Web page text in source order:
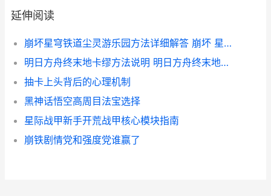
延伸阅读
崩坏星穹铁道尘灵游乐园方法详细解答 崩坏 星穹铁道
明日方舟终末地卡缪方法说明 明日方舟终末地云游戏官网
抽卡上头背后的心理机制
黑神话悟空高周目法宝选择
星际战甲新手开荒战甲核心模块指南
崩铁剧情党和强度党谁赢了